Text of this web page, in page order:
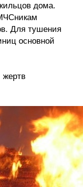
дома.
Для тушения
основной
жертв